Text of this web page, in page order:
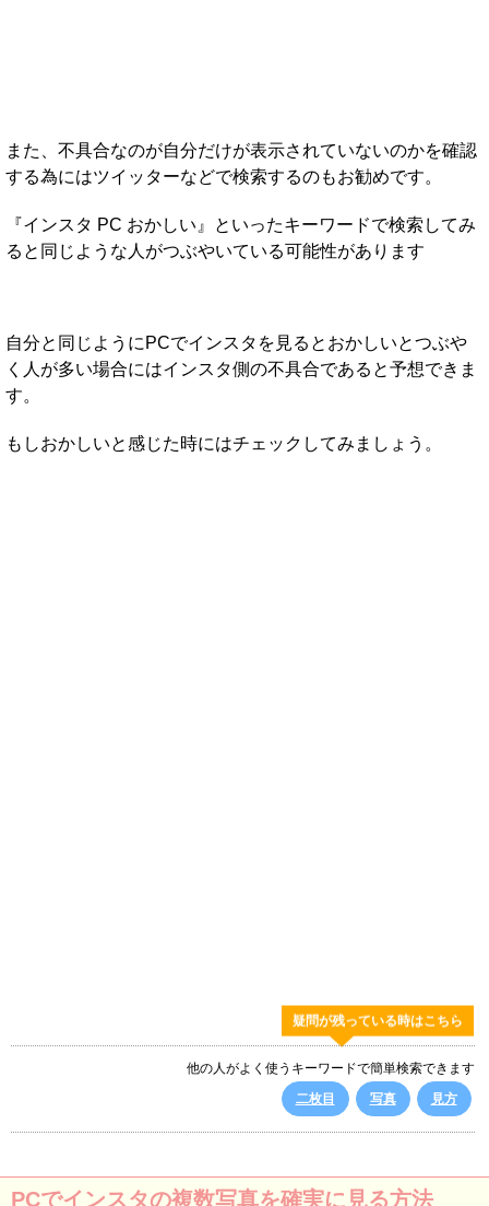
また、不具合なのが自分だけが表示されていないのかを確認
する為にはツイッターなどで検索するのもお勧めです。
『インスタ PC おかしい』といったキーワードで検索してみ
ると同じような人がつぶやいている可能性があります
自分と同じようにPCでインスタを見るとおかしいとつぶや
く人が多い場合にはインスタ側の不具合であると予想できま
す。
もしおかしいと感じた時にはチェックしてみましょう。
疑問が残っている時はこちら
他の人がよく使うキーワードで簡単検索できます
二枚目
写真 見方
PCでインスタの複数写真を確実に見る方法